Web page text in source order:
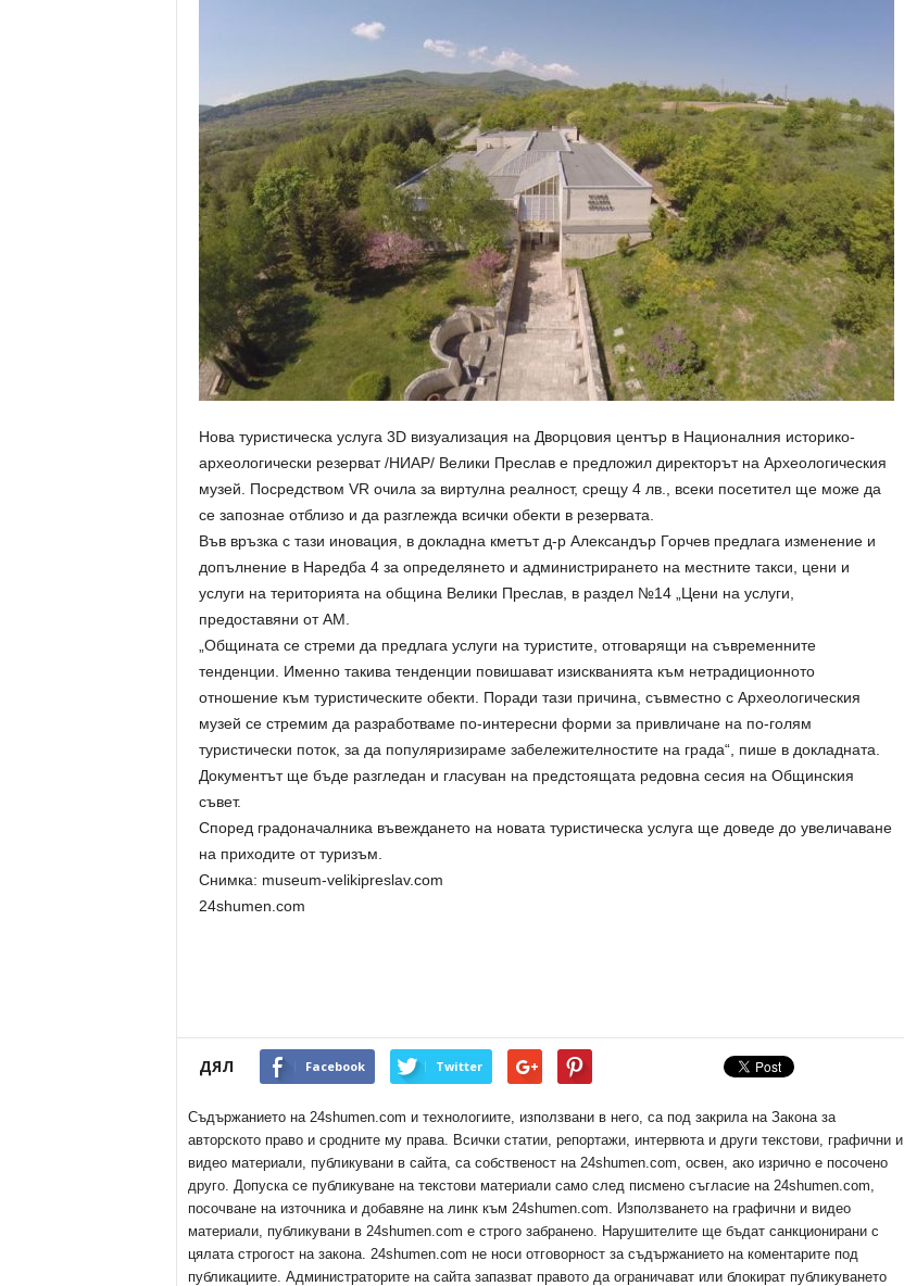
Нова туристическа услуга 3D визуализация на Дворцовия център в Националния историко-
археологически резерват /НИАР/ Велики Преслав е предложил директорът на Археологическия
музей. Посредством VR очила за виртулна реалност, срещу 4 лв., всеки посетител ще може да
се запознае отблизо и да разглежда всички обекти в резервата.
Във връзка с тази иновация, в докладна кметът д-р Александър Горчев предлага изменение и
допълнение в Наредба 4 за определянето и администрирането на местните такси, цени и
услуги на територията на община Велики Преслав, в раздел №14 „Цени на услуги,
предоставяни от АМ.
„Общината се стреми да предлага услуги на туристите, отговарящи на съвременните
тенденции. Именно такива тенденции повишават изискванията към нетрадиционното
отношение към туристическите обекти. Поради тази причина, съвместно с Археологическия
музей се стремим да разработваме по-интересни форми за привличане на по-голям
туристически поток, за да популяризираме забележителностите на града“, пише в докладната.
Документът ще бъде разгледан и гласуван на предстоящата редовна сесия на Общинския
съвет.
Според градоначалника въвеждането на новата туристическа услуга ще доведе до увеличаване
на приходите от туризъм.
Снимка: museum-velikipreslav.com
24shumen.com
ДЯЛ Facebook Twitter
Съдържанието на 24shumen.com и технологиите, използвани в него, са под закрила на Закона за
авторското право и сродните му права. Всички статии, репортажи, интервюта и други текстови, графични и
видео материали, публикувани в сайта, са собственост на 24shumen.com, освен, ако изрично е посочено
друго. Допуска се публикуване на текстови материали само след писмено съгласие на 24shumen.com,
посочване на източника и добавяне на линк към 24shumen.com. Използването на графични и видео
материали, публикувани в 24shumen.com е строго забранено. Нарушителите ще бъдат санкционирани с
цялата строгост на закона. 24shumen.com не носи отговорност за съдържанието на коментарите под
публикациите. Администраторите на сайта запазват правото да ограничават или блокират публикуването